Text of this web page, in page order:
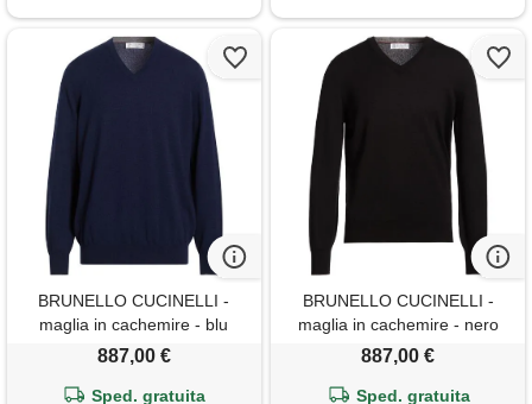
BRUNELLO CUCINELLI -
maglia in cachemire - blu
navy
887,00 €
Sped. gratuita
BRUNELLO CUCINELLI -
maglia in cachemire - nero
887,00 €
Sped. gratuita